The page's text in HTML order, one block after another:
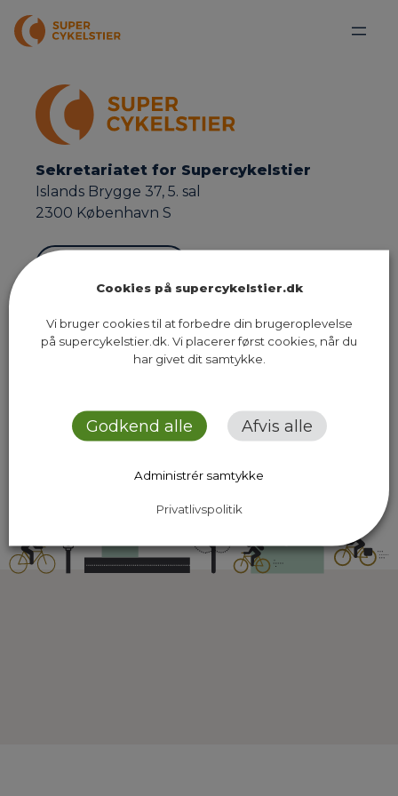
Sekretariatet for Supercykelstier
Islands Brygge 37, 5. sal
2300 København S
Ruter Presse
Dokumenter
Om os
Kontakt
Cookies på supercykelstier.dk
Vi bruger cookies til at forbedre din brugeroplevelse
på supercykelstier.dk. Vi placerer først cookies, når du
har givet dit samtykke.
Godkend alle Afvis alle
Administrér samtykke
Privatlivspolitik